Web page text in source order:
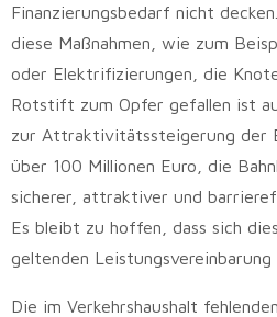
Finanzierungsbedarf nicht
diese Maßnahmen, wie zum
oder Elektrifizierungen, die
Rotstift zum Opfer gefallen ist
zur Attraktivitätssteigerung der
über 100 Millionen Euro, die
sicherer, attraktiver und
Es bleibt zu hoffen, dass sich
geltenden
Die im Verkehrshaushalt